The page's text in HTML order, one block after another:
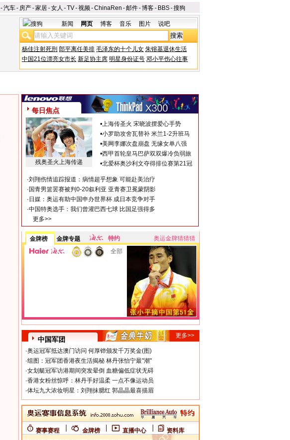
-汽车- 房产-家居-女人 -TV-视频-ChinaRen -邮件-博客- BBS-搜狗
新闻 网页 博客 音乐 图片 说吧
杨佳注射死刑 郎平离任美排 毛泽东的十个儿女 朱镕基退休生活
中国21位漂亮女市长 新足协主席 明星身份证号 邓小平伤心往事
每日焦点
残奥圣火上海传递
•上海传圣火 宋晓波摆爱心手势
•小罗助攻舍瓦替补 米兰1-2升班马
•美网李娜次盘崩盘 无缘女单八强
•西甲首轮皇马巴萨双双爆冷负弱旅
•北爱杯奥沙利文夺得排位赛第21冠
·刘翔伤情追踪报道：病情超乎想象 可能赴美治疗
· 国青男篮罢赛被判0-20叙利亚 亚青赛卫冕蒙阴影
· 日媒：奥运有助中国申办世界杯 成日本竞争对手
·中国特奥选手：我们曾灌巴西七球 比国足强得多
更多>>
金牌榜 金牌专题 特约
奥运金牌猜猜猜
全部
中国军团
更多>>
·奥运冠军抵达澳门访问 何厚铧颁发千万奖金(图)
·组图：冠军团香港夜生活揭秘 林丹张怡宁最"潮"
·女划艇冠军访港期间突发晕倒 血糖偏低症状无碍
·香港女粉丝惊呼：林丹手好温柔 一点不像运动员
·体坛九大浓妆明星：刘翔抹腮红 郭晶晶最喜描眉
赛事赛程 金牌榜 直播中心 资料库